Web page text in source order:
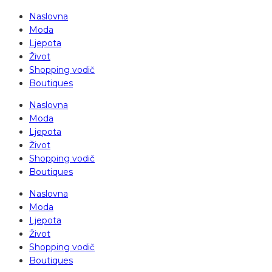
Naslovna
Moda
Ljepota
Život
Shopping vodič
Boutiques
Naslovna
Moda
Ljepota
Život
Shopping vodič
Boutiques
Naslovna
Moda
Ljepota
Život
Shopping vodič
Boutiques